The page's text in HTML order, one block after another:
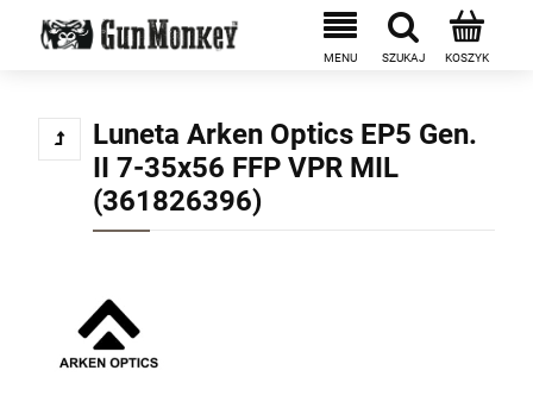
Luneta Arken Optics EP5 Gen.
II 7-35x56 FFP VPR MIL
(361826396)